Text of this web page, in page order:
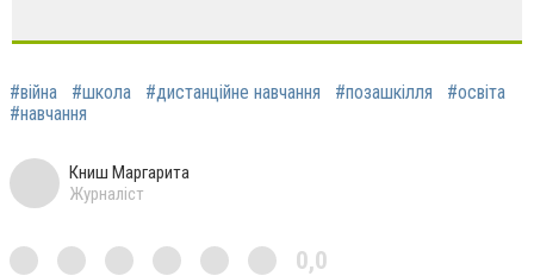
#війна #школа #дистанційне навчання #позашкілля
#освіта
#навчання
Книш Маргарита
Журналіст
0,0